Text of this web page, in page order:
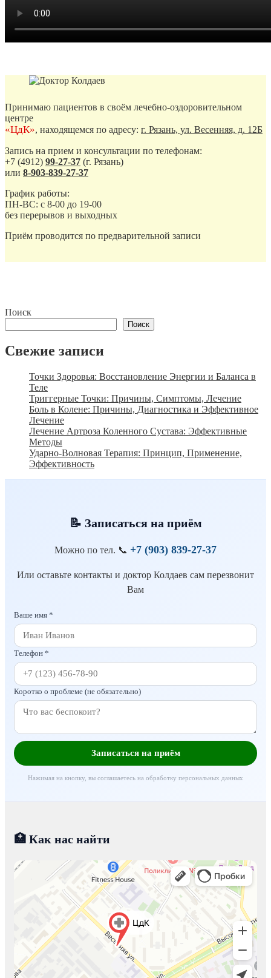
Принимаю пациентов в своём лечебно-оздоровительном
центре
«ЦдК», находящемся по адресу: г. Рязань, ул. Весенняя, д. 12Б
Запись на прием и консультации по телефонам:
+7 (4912) 99-27-37 (г. Рязань)
или 8-903-839-27-37
График работы:
ПН-ВС: с 8-00 до 19-00
без перерывов и выходных
Приём проводится по предварительной записи
Поиск
Поиск
Свежие записи
Точки Здоровья: Восстановление Энергии и Баланса в
Теле
Триггерные Точки: Причины, Симптомы, Лечение
Боль в Колене: Причины, Диагностика и Эффективное
Лечение
Лечение Артроза Коленного Сустава: Эффективные
Методы
Ударно-Волновая Терапия: Принцип, Применение,
Эффективность
📝 Записаться на приём
Можно по тел. 📞 +7 (903) 839-27-37
Или оставьте контакты и доктор Колдаев сам перезвонит
Вам
Ваше имя *
Телефон *
Коротко о проблеме (не обязательно)
Записаться на приём
Нажимая на кнопку, вы соглашаетесь на обработку персональных данных
🏥 Как нас найти